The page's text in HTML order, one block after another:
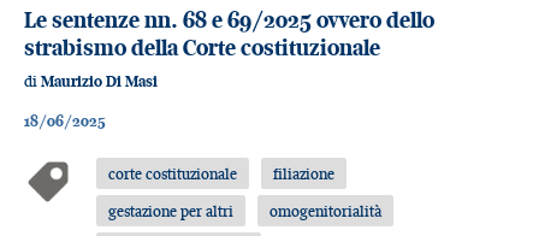
Le sentenze nn. 68 e 69/2025 ovvero dello
strabismo della Corte costituzionale
di Maurizio Di Masi
18/06/2025
corte costituzionale
filiazione
gestazione per altri
omogenitorialità